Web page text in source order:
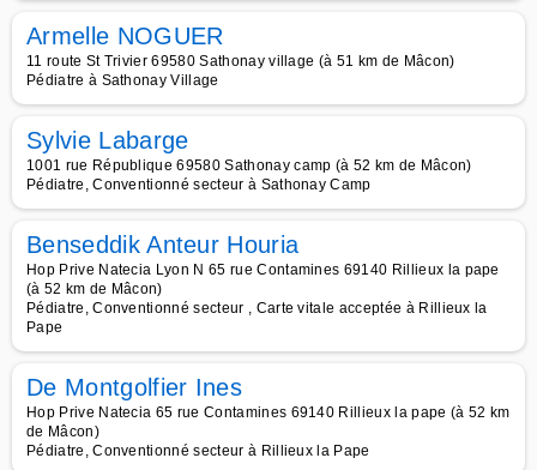
Armelle NOGUER
11 route St Trivier 69580 Sathonay village (à 51 km de Mâcon)
Pédiatre à Sathonay Village
Sylvie Labarge
1001 rue République 69580 Sathonay camp (à 52 km de Mâcon)
Pédiatre, Conventionné secteur à Sathonay Camp
Benseddik Anteur Houria
Hop Prive Natecia Lyon N 65 rue Contamines 69140 Rillieux la pape
(à 52 km de Mâcon)
Pédiatre, Conventionné secteur , Carte vitale acceptée à Rillieux la
Pape
De Montgolfier Ines
Hop Prive Natecia 65 rue Contamines 69140 Rillieux la pape (à 52 km
de Mâcon)
Pédiatre, Conventionné secteur à Rillieux la Pape